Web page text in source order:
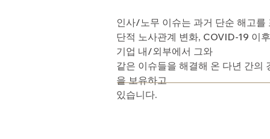
인사/노무 이슈는 과거 단순 해고
단적 노사관계 변화, COVID-19 이
기업 내/외부에서 그와
같은 이슈들을 해결해 온 다년 간의
을 보유하고
있습니다.